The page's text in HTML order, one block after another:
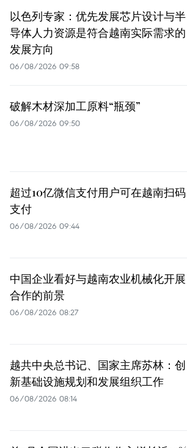
以色列专家：优先发展芯片设计与半
导体人力资源是符合越南实际需求的
发展方向
06/08/2026 09:58
破解木材深加工原料“瓶颈”
06/08/2026 09:50
超过10亿微信支付用户可在越南扫码
支付
06/08/2026 09:44
中国企业看好与越南农业机械化开展
合作的前景
06/08/2026 08:27
越共中央总书记、国家主席苏林：创
新基础设施规划和发展组织工作
06/08/2026 08:14